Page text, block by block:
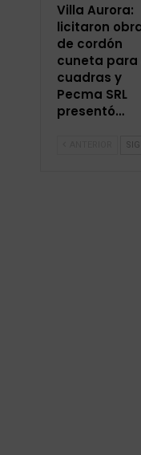
Villa Aurora:
licitaron
de cordón
cuneta para
cuadras y
Pecma SRL
presentó…